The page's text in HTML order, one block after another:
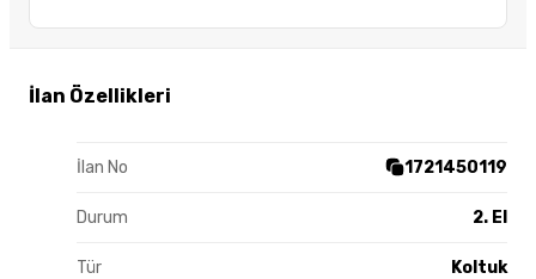
İlan Özellikleri
İlan No 1721450119
Durum 2. El
Tür Koltuk